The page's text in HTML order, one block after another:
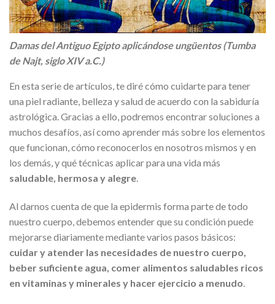
Damas del Antiguo Egipto aplicándose ungüentos (Tumba
de Najt, siglo XIV a.C.)
En esta serie de artículos, te diré cómo cuidarte para tener
una piel radiante, belleza y salud de acuerdo con la sabiduría
astrológica. Gracias a ello, podremos encontrar soluciones a
muchos desafíos, así como aprender más sobre los elementos
que funcionan, cómo reconocerlos en nosotros mismos y en
los demás, y qué técnicas aplicar para una vida más
saludable, hermosa y alegre.
Al darnos cuenta de que la epidermis forma parte de todo
nuestro cuerpo, debemos entender que su condición puede
mejorarse diariamente mediante varios pasos básicos:
cuidar y atender las necesidades de nuestro cuerpo,
beber suficiente agua, comer alimentos saludables ricos
en vitaminas y minerales y hacer ejercicio a menudo.